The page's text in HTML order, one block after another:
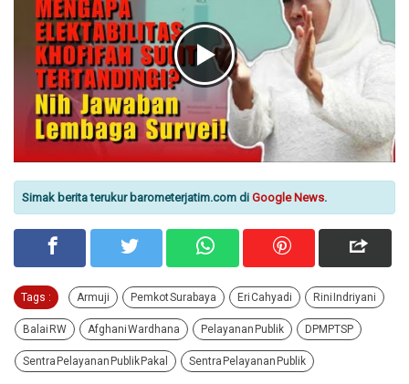
Simak berita terukur barometerjatim.com di Google News.
Tags : Armuji Pemkot Surabaya Eri Cahyadi Rini Indriyani
Balai RW Afghani Wardhana Pelayanan Publik DPMPTSP
Sentra Pelayanan Publik Pakal Sentra Pelayanan Publik